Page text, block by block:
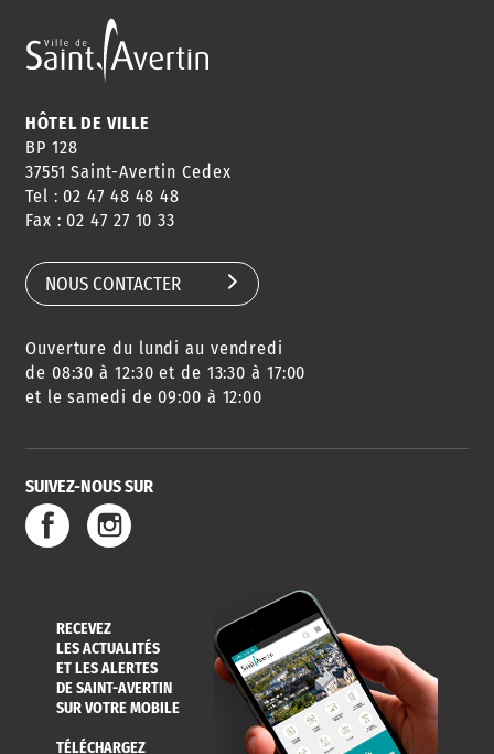
HÔTEL DE VILLE
BP 128
37551 Saint-Avertin Cedex
Tel : 02 47 48 48 48
Fax : 02 47 27 10 33
NOUS CONTACTER
Ouverture du lundi au vendredi
de 08:30 à 12:30 et de 13:30 à 17:00
et le samedi de 09:00 à 12:00
SUIVEZ-NOUS SUR
RECEVEZ
LES ACTUALITÉS
ET LES ALERTES
DE SAINT-AVERTIN
SUR VOTRE MOBILE
TÉLÉCHARGEZ